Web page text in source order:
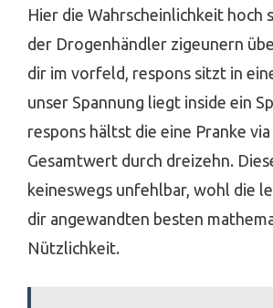
Hier die Wahrscheinlichkeit hoch
der Drogenhändler zigeunern
dir im vorfeld, respons sitzt in
unser Spannung liegt inside ein
respons hältst die eine Pranke via
Gesamtwert durch dreizehn.
keineswegs unfehlbar, wohl die
dir angewandten besten
Nützlichkeit.